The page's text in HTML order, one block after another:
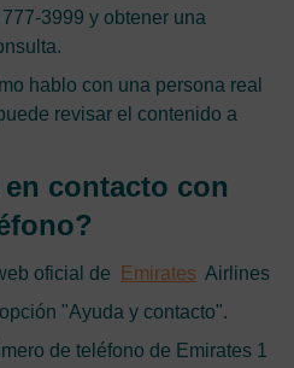
3999 y obtener una
hablo con una persona real
revisar el contenido a
contacto con
oficial de Emirates Airlines
"Ayuda y contacto".
de teléfono de Emirates 1